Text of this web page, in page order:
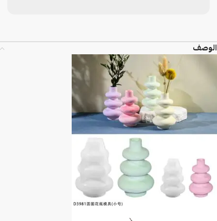
الوصف